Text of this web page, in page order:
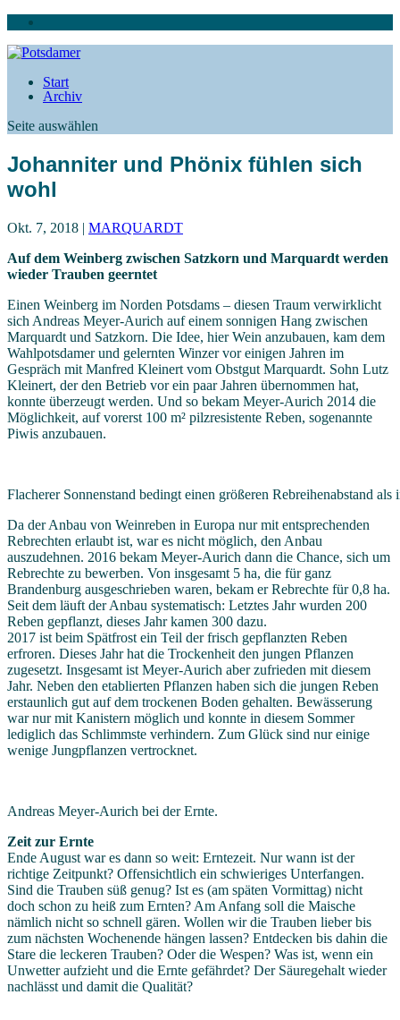
Start
Archiv
Seite auswählen
Johanniter und Phönix fühlen sich
wohl
Okt. 7, 2018 | MARQUARDT
Auf dem Weinberg zwischen Satzkorn und Marquardt werden
wieder Trauben geerntet
Einen Weinberg im Norden Potsdams – diesen Traum verwirklicht
sich Andreas Meyer-Aurich auf einem sonnigen Hang zwischen
Marquardt und Satzkorn. Die Idee, hier Wein anzubauen, kam dem
Wahlpotsdamer und gelernten Winzer vor einigen Jahren im
Gespräch mit Manfred Kleinert vom Obstgut Marquardt. Sohn Lutz
Kleinert, der den Betrieb vor ein paar Jahren übernommen hat,
konnte überzeugt werden. Und so bekam Meyer-Aurich 2014 die
Möglichkeit, auf vorerst 100 m² pilzresistente Reben, sogenannte
Piwis anzubauen.
Flacherer Sonnenstand bedingt einen größeren Rebreihenabstand
Da der Anbau von Weinreben in Europa nur mit entsprechenden
Rebrechten erlaubt ist, war es nicht möglich, den Anbau
auszudehnen. 2016 bekam Meyer-Aurich dann die Chance, sich um
Rebrechte zu bewerben. Von insgesamt 5 ha, die für ganz
Brandenburg ausgeschrieben waren, bekam er Rebrechte für 0,8 ha.
Seit dem läuft der Anbau systematisch: Letztes Jahr wurden 200
Reben gepflanzt, dieses Jahr kamen 300 dazu.
2017 ist beim Spätfrost ein Teil der frisch gepflanzten Reben
erfroren. Dieses Jahr hat die Trockenheit den jungen Pflanzen
zugesetzt. Insgesamt ist Meyer-Aurich aber zufrieden mit diesem
Jahr. Neben den etablierten Pflanzen haben sich die jungen Reben
erstaunlich gut auf dem trockenen Boden gehalten. Bewässerung
war nur mit Kanistern möglich und konnte in diesem Sommer
lediglich das Schlimmste verhindern. Zum Glück sind nur einige
wenige Jungpflanzen vertrocknet.
Andreas Meyer-Aurich bei der Ernte.
Zeit zur Ernte
Ende August war es dann so weit: Erntezeit. Nur wann ist der
richtige Zeitpunkt? Offensichtlich ein schwieriges Unterfangen.
Sind die Trauben süß genug? Ist es (am späten Vormittag) nicht
doch schon zu heiß zum Ernten? Am Anfang soll die Maische
nämlich nicht so schnell gären. Wollen wir die Trauben lieber bis
zum nächsten Wochenende hängen lassen? Entdecken bis dahin die
Stare die leckeren Trauben? Oder die Wespen? Was ist, wenn ein
Unwetter aufzieht und die Ernte gefährdet? Der Säuregehalt wieder
nachlässt und damit die Qualität?